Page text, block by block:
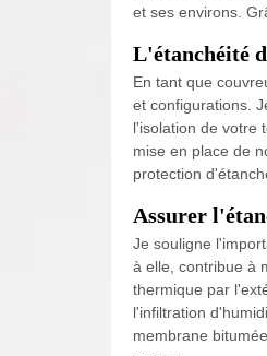
et ses environs.
L'étanchéité
En tant que
et configurations.
l'isolation de votre
mise en place de
protection
Assurer
Je souligne
à elle, contribue à
thermique par
l'infiltration
membrane